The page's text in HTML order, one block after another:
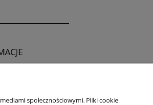
społecznościowymi. Pliki cookie